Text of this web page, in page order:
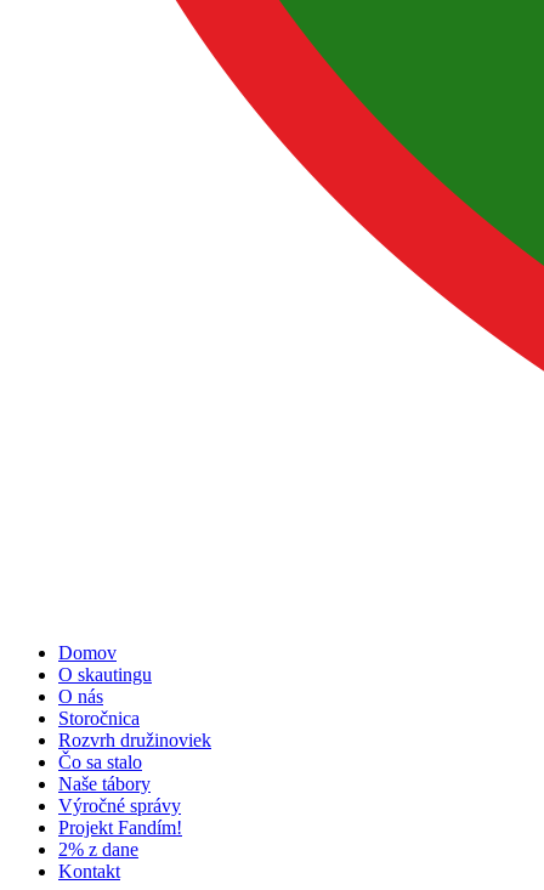
Domov
O skautingu
O nás
Storočnica
Rozvrh družinoviek
Čo sa stalo
Naše tábory
Výročné správy
Projekt Fandím!
2% z dane
Kontakt